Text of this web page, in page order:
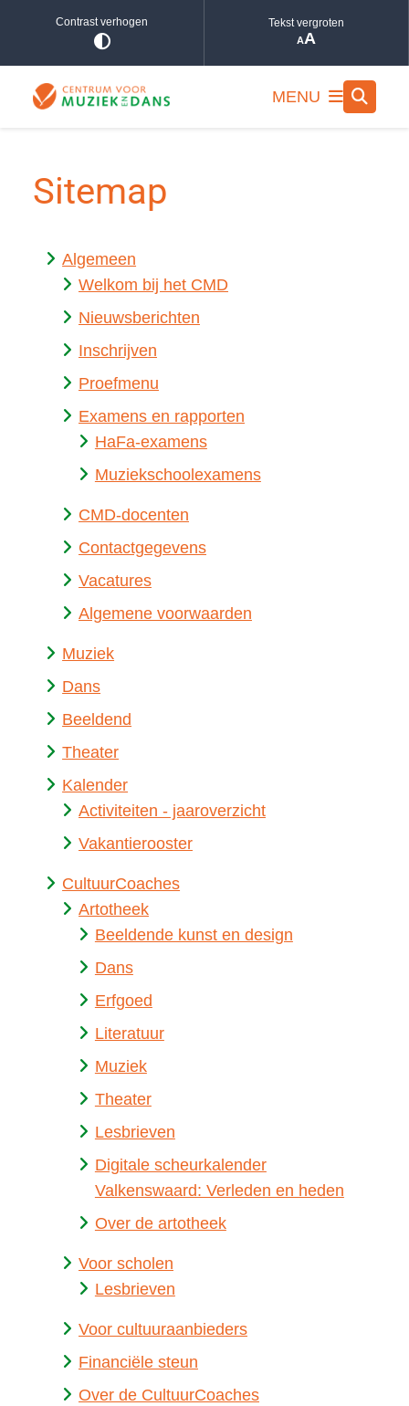
Contrast verhogen Tekst vergroten
is
geladen.
MENU
Sitemap
Algemeen
Welkom bij het CMD
Nieuwsberichten
Inschrijven
Proefmenu
Examens en rapporten
HaFa-examens
Muziekschoolexamens
CMD-docenten
Contactgegevens
Vacatures
Algemene voorwaarden
Muziek
Dans
Beeldend
Theater
Kalender
Activiteiten - jaaroverzicht
Vakantierooster
CultuurCoaches
Artotheek
Beeldende kunst en design
Dans
Erfgoed
Literatuur
Muziek
Theater
Lesbrieven
Digitale scheurkalender
Valkenswaard: Verleden en heden
Over de artotheek
Voor scholen
Lesbrieven
Voor cultuuraanbieders
Financiële steun
Over de CultuurCoaches